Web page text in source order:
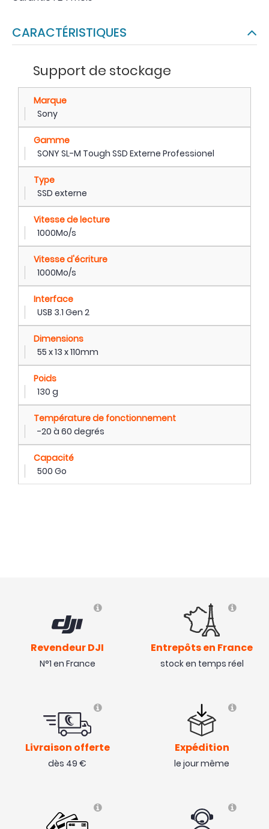
CARACTÉRISTIQUES
Support de stockage
Marque
Sony
Gamme
SONY SL-M Tough SSD Externe Professionel
Type
SSD externe
Vitesse de lecture
1000Mo/s
Vitesse d'écriture
1000Mo/s
Interface
USB 3.1 Gen 2
Dimensions
55 x 13 x 110mm
Poids
130 g
Température de fonctionnement
-20 à 60 degrés
Capacité
500 Go
Revendeur DJI
N°1 en France
Entrepôts en France
stock en temps réel
Livraison offerte
dès 49 €
Expédition
le jour même